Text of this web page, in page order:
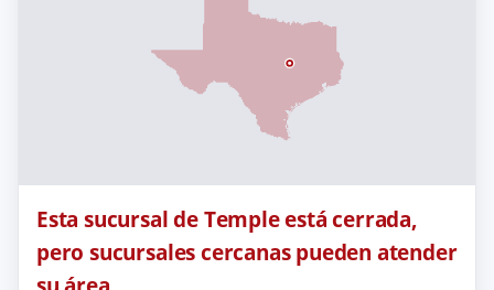
Esta sucursal de Temple está cerrada,
pero sucursales cercanas pueden atender